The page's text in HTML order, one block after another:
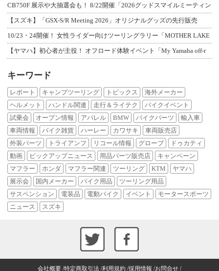
CB750F 展示や大抽選会も！ 8/22開催「2026グッドスマイルミーティン
【スズキ】「GSX-S/R Meeting 2026」オリジナルグッズの先行販売
10/23・24開催！ 女性ライダー向けツーリングラリー「MOTHER LAKE
【ヤマハ】初心者が主役！ オフロード体験イベント「My Yamaha off-r
キーワード
レポート キャンプツーリング トピックス
海外メーカー
ヘルメット
ハンドル関連 走行＆ライテク
バイクイベント
試乗会
オープン情報 アパレル BMW バイクパーツ
輸入車
車両情報
バイク雑貨 ハーレー カワサキ
車両販売店
外装パーツ
トライアンフ リコール情報 グローブ
ドゥカティ
動画
ピックアップニュース 用品パーツ販売店
キャンペーン
マフラー
ホンダ マフラー関連 ツーリング KTM
ヤマハ
展示会
国内メーカー バイク用品
ツーリング用品
サスペンション
電装品 電動バイク イベント
モータースポーツ
ニュース
スズキ
会社概要 特定商取引法 利用規約 採用情報 お問合せ